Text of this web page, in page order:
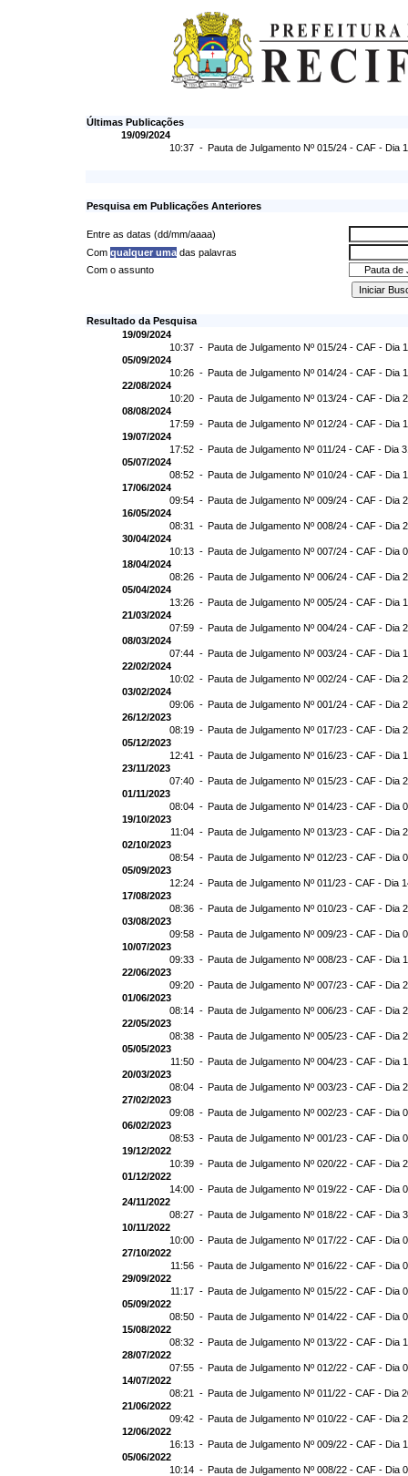
Últimas Publicações
19/09/2024
10:37 - Pauta de Julgamento Nº 015/24 - CAF - Dia
Pesquisa em Publicações Anteriores
Entre as datas (dd/mm/aaaa)
Com qualquer umadas palavras
Com o assunto
Resultado da Pesquisa
19/09/2024
10:37 - Pauta de Julgamento Nº 015/24 - CAF - Dia
05/09/2024
10:26 - Pauta de Julgamento Nº 014/24 - CAF - Dia
22/08/2024
10:20 - Pauta de Julgamento Nº 013/24 - CAF - Dia
08/08/2024
17:59 - Pauta de Julgamento Nº 012/24 - CAF - Dia
19/07/2024
17:52 - Pauta de Julgamento Nº 011/24 - CAF - Dia
05/07/2024
08:52 - Pauta de Julgamento Nº 010/24 - CAF - Dia
17/06/2024
09:54 - Pauta de Julgamento Nº 009/24 - CAF - Dia
16/05/2024
08:31 - Pauta de Julgamento Nº 008/24 - CAF - Dia
30/04/2024
10:13 - Pauta de Julgamento Nº 007/24 - CAF - Dia
18/04/2024
08:26 - Pauta de Julgamento Nº 006/24 - CAF - Dia
05/04/2024
13:26 - Pauta de Julgamento Nº 005/24 - CAF - Dia
21/03/2024
07:59 - Pauta de Julgamento Nº 004/24 - CAF - Dia
08/03/2024
07:44 - Pauta de Julgamento Nº 003/24 - CAF - Dia
22/02/2024
10:02 - Pauta de Julgamento Nº 002/24 - CAF - Dia
03/02/2024
09:06 - Pauta de Julgamento Nº 001/24 - CAF - Dia
26/12/2023
08:19 - Pauta de Julgamento Nº 017/23 - CAF - Dia
05/12/2023
12:41 - Pauta de Julgamento Nº 016/23 - CAF - Dia
23/11/2023
07:40 - Pauta de Julgamento Nº 015/23 - CAF - Dia
01/11/2023
08:04 - Pauta de Julgamento Nº 014/23 - CAF - Dia
19/10/2023
11:04 - Pauta de Julgamento Nº 013/23 - CAF - Dia
02/10/2023
08:54 - Pauta de Julgamento Nº 012/23 - CAF - Dia
05/09/2023
12:24 - Pauta de Julgamento Nº 011/23 - CAF - Dia
17/08/2023
08:36 - Pauta de Julgamento Nº 010/23 - CAF - Dia
03/08/2023
09:58 - Pauta de Julgamento Nº 009/23 - CAF - Dia
10/07/2023
09:33 - Pauta de Julgamento Nº 008/23 - CAF - Dia
22/06/2023
09:20 - Pauta de Julgamento Nº 007/23 - CAF - Dia
01/06/2023
08:14 - Pauta de Julgamento Nº 006/23 - CAF - Dia
22/05/2023
08:38 - Pauta de Julgamento Nº 005/23 - CAF - Dia
05/05/2023
11:50 - Pauta de Julgamento Nº 004/23 - CAF - Dia
20/03/2023
08:04 - Pauta de Julgamento Nº 003/23 - CAF - Dia
27/02/2023
09:08 - Pauta de Julgamento Nº 002/23 - CAF - Dia
06/02/2023
08:53 - Pauta de Julgamento Nº 001/23 - CAF - Dia
19/12/2022
10:39 - Pauta de Julgamento Nº 020/22 - CAF - Dia
01/12/2022
14:00 - Pauta de Julgamento Nº 019/22 - CAF - Dia
24/11/2022
08:27 - Pauta de Julgamento Nº 018/22 - CAF - Dia
10/11/2022
10:00 - Pauta de Julgamento Nº 017/22 - CAF - Dia
27/10/2022
11:56 - Pauta de Julgamento Nº 016/22 - CAF - Dia
29/09/2022
11:17 - Pauta de Julgamento Nº 015/22 - CAF - Dia
05/09/2022
08:50 - Pauta de Julgamento Nº 014/22 - CAF - Dia
15/08/2022
08:32 - Pauta de Julgamento Nº 013/22 - CAF - Dia
28/07/2022
07:55 - Pauta de Julgamento Nº 012/22 - CAF - Dia
14/07/2022
08:21 - Pauta de Julgamento Nº 011/22 - CAF - Dia
21/06/2022
09:42 - Pauta de Julgamento Nº 010/22 - CAF - Dia
12/06/2022
16:13 - Pauta de Julgamento Nº 009/22 - CAF - Dia
05/06/2022
10:14 - Pauta de Julgamento Nº 008/22 - CAF - Dia